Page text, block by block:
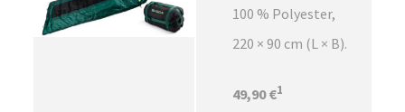
100 % Polyester,
220 × 90 cm (L × B).
49,90 €1